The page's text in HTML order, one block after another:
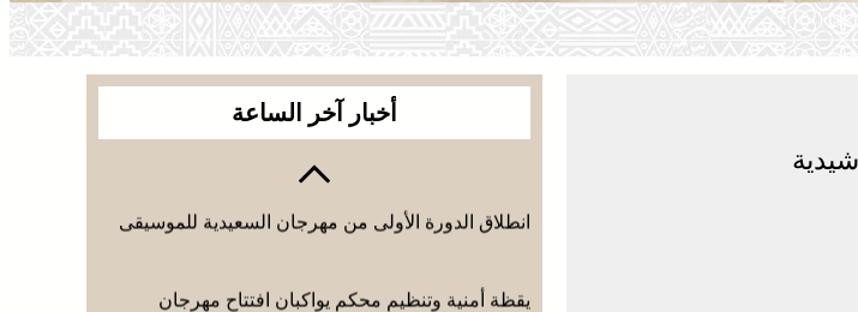
أخبار آخر الساعة
الزربية الوراينية بتاهلة .. جهود ميدانية أسهمت في
إنجاح العرس الثقافي
إيطاليا والدفن بالمغرب
فينيسيوس جونيور يمدد عقده مع ريال مدريد حتى
انطلاق الدورة الأولى من مهرجان السعيدية للموسيقى
يقظة أمنية وتنظيم محكم يواكبان افتتاح مهرجان